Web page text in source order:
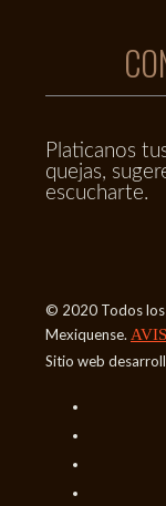
Platicanos
quejas,
escucharte.
© 2020 Todos los
Mexiquense.
Sitio web